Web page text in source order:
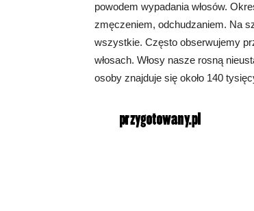
powodem wypadania włosów.
zmęczeniem, odchudzaniem. Na
wszystkie. Często obserwujemy
włosach. Włosy nasze rosną
osoby znajduje się około 140